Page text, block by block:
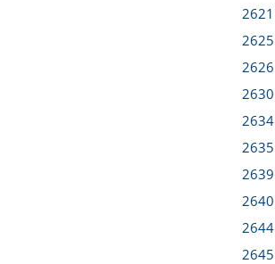
2621
2625
2626
2630
2634
2635
2639
2640
2644
2645